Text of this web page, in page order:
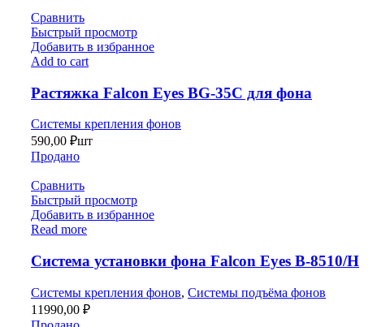
Сравнить
Быстрый просмотр
Добавить в избранное
Add to cart
Растяжка Falcon Eyes BG-35C для фона
Системы крепления фонов
590,00 ₽шт
Продано
Сравнить
Быстрый просмотр
Добавить в избранное
Read more
Система установки фона Falcon Eyes В-8510/H
Системы крепления фонов, Системы подъёма фонов
11990,00 ₽